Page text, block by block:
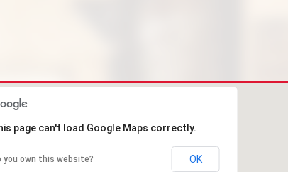
page can't load Google Maps correctly.
you own this website? OK